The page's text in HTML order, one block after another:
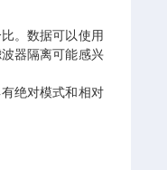
。数据可以使用
器隔离可能感兴
绝对模式和相对